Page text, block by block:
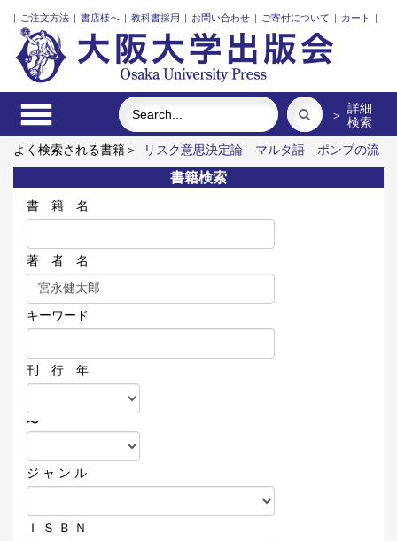
| ご注文方法 | 書店様へ | 教科書採用 | お問い合わせ | ご寄付について | カート |
＞ 詳細
検索
よく検索される書籍＞
リスク意思決定論 マルタ語
ポンプの流
体力学
近代日本における企業家の諸系譜
裁判員裁判時代の法
廷通訳人
私営公益事業と都市経営の歴史
書籍検索
書 籍 名
著 者 名
キーワード
刊 行 年
〜
ジ ャ ン ル
Ｉ Ｓ Ｂ Ｎ